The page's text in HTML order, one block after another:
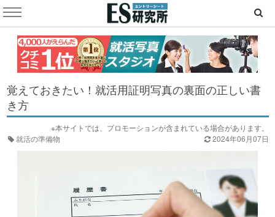
覚えておきたい！就活用証明写真の裏面の正しい書
き方
※本サイトでは、プロモーションが含まれている場合があります。
就活の準備物
2024年06月07日